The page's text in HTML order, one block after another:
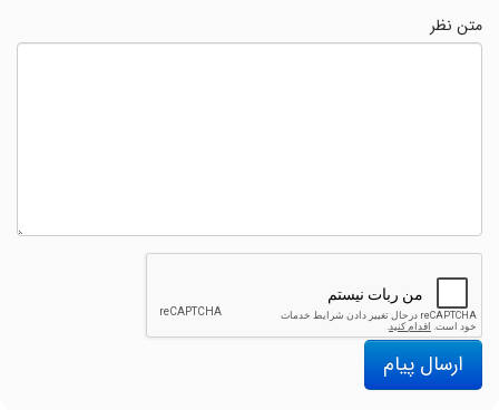
متن نظر
ارسال پیام